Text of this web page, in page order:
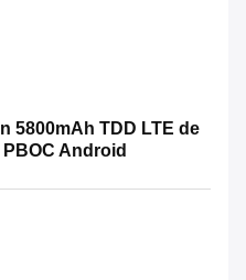
5800mAh TDD LTE de
Android